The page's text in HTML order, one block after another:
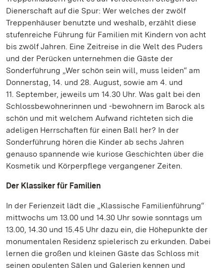
Dienerschaft auf die Spur: Wer welches der zwölf
Treppenhäuser benutzte und weshalb, erzählt diese
stufenreiche Führung für Familien mit Kindern von acht
bis zwölf Jahren. Eine Zeitreise in die Welt des Puders
und der Perücken unternehmen die Gäste der
Sonderführung „Wer schön sein will, muss leiden“ am
Donnerstag, 14. und 28. August, sowie am 4. und
11. September, jeweils um 14.30 Uhr. Was galt bei den
Schlossbewohnerinnen und -bewohnern im Barock als
schön und mit welchem Aufwand richteten sich die
adeligen Herrschaften für einen Ball her? In der
Sonderführung hören die Kinder ab sechs Jahren
genauso spannende wie kuriose Geschichten über die
Kosmetik und Körperpflege vergangener Zeiten.
Der Klassiker für Familien
In der Ferienzeit lädt die „Klassische Familienführung“
mittwochs um 13.00 und 14.30 Uhr sowie sonntags um
13.00, 14.30 und 15.45 Uhr dazu ein, die Höhepunkte der
monumentalen Residenz spielerisch zu erkunden. Dabei
lernen die großen und kleinen Gäste das Schloss mit
seinen opulenten Sälen und Galerien kennen und